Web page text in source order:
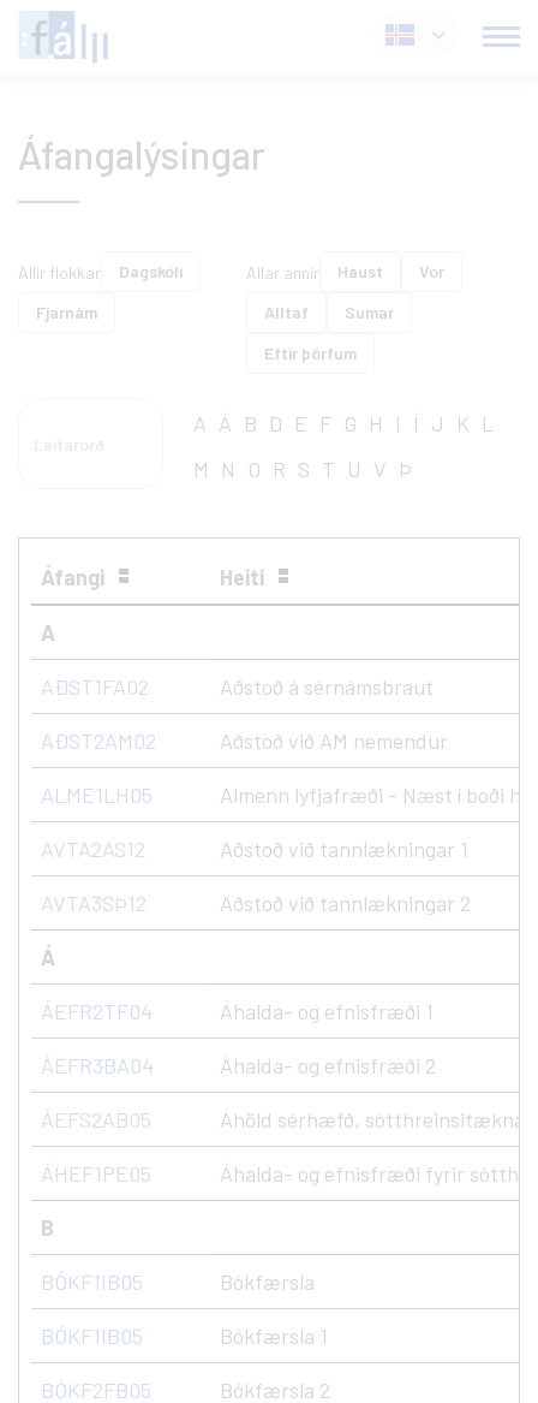
Fara
í
Íslenska
Áfangalýsingar
Allir flokkar
Dagskóli
Fjarnám
Allar annir Haust
Vor
Alltaf
Sumar
Eftir þörfum
A Á B D E F G H I Í J K L
M
N O R S T U V Þ
Áfangi Heiti
A
AÐST1FA02 Aðstoð á sérnámsbraut
AÐST2AM02 Aðstoð við AM nemendur
ALME1LH05 Almenn lyfjafræði - Næst í boði
AVTA2AS12 Aðstoð við tannlækningar 1
AVTA3SÞ12 Aðstoð við tannlækningar 2
Á
ÁEFR2TF04 Áhalda- og efnisfræði 1
ÁEFR3BA04 Áhalda- og efnisfræði 2
ÁEFS2AB05 Áhöld sérhæfð, sótthreinsitæknar,
ÁHEF1PE05 Áhalda- og efnisfræði fyrir
B
BÓKF1IB05 Bókfærsla
BÓKF1IB05 Bókfærsla 1
BÓKF2FB05 Bókfærsla 2